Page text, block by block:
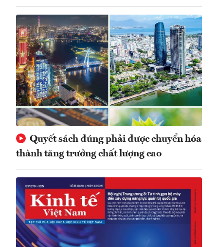
Quyết sách đúng phải được chuyển hóa
thành tăng trưởng chất lượng cao